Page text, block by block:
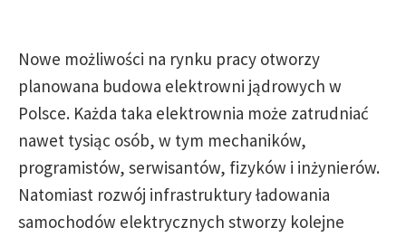
Nowe możliwości na rynku pracy otworzy
planowana budowa elektrowni jądrowych w
Polsce. Każda taka elektrownia może zatrudniać
nawet tysiąc osób, w tym mechaników,
programistów, serwisantów, fizyków i inżynierów.
Natomiast rozwój infrastruktury ładowania
samochodów elektrycznych stworzy kolejne